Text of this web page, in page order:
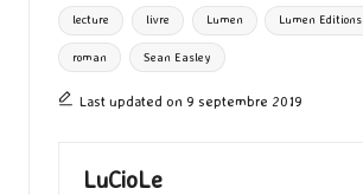
k n
er
lecture livre Lumen Lumen Editions
roman Sean Easley
Last updated on 9 septembre 2019
LuCioLe